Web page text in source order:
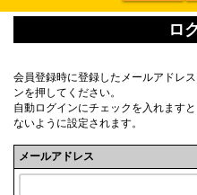
ロ
会員登録時に登録したメールアドレ
ンを押してください。
自動ログインにチェックを入れます
ないように設定されます。
メールアドレス